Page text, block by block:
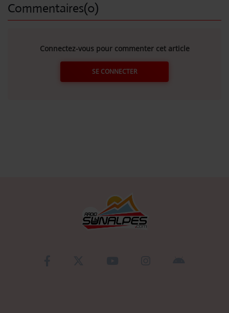
Commentaires(0)
Connectez-vous pour commenter cet article
SE CONNECTER